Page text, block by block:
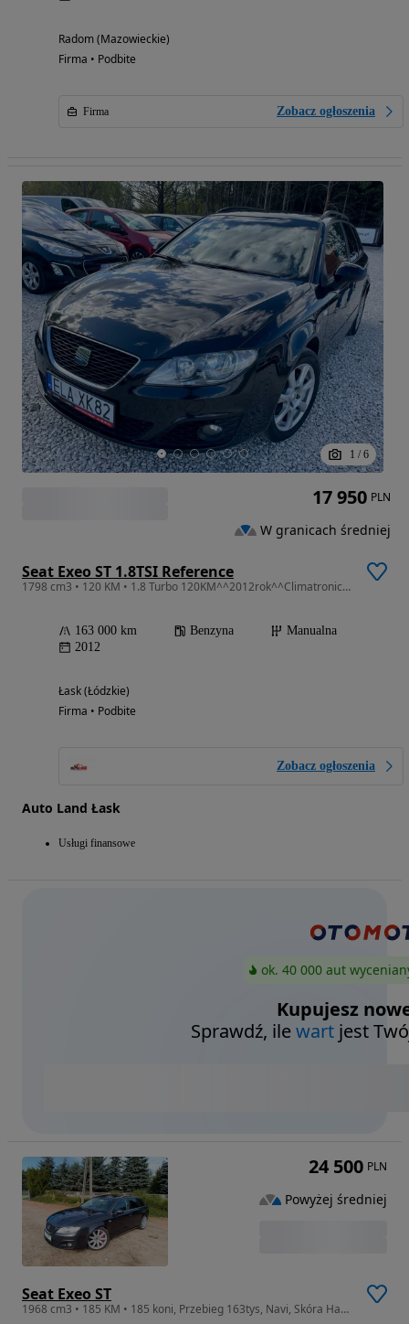
Radom (Mazowieckie)
Firma • Podbite
Firma Zobacz ogłoszenia
1 / 6
Seat Exeo ST 1.8TSI Reference
1798 cm3 • 120 KM • 1.8 Turbo 120KM^^2012rok^^Climatronic^^163tys.km^^Stan BDB^
163 000 km Benzyna
Manualna
2012
Łask (Łódzkie)
Firma • Podbite
Zobacz ogłoszenia
Auto Land Łask
Usługi finansowe
17 950 PLN
W granicach średniej
ok. 40 000 aut
Kupujesz
Sprawdź, ilewart jest
Seat Exeo ST
1968 cm3 • 185 KM • 185 koni, Przebieg 163tys, Navi, Skóra Hamulce SQ5,Bezwypadek
24 500 PLN
Powyżej średniej